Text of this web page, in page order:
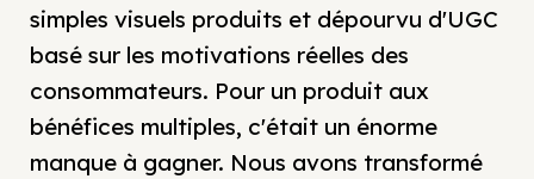
simples visuels produits et dépourvu d'UGC
basé sur les motivations réelles des
consommateurs. Pour un produit aux
bénéfices multiples, c'était un énorme
manque à gagner. Nous avons transformé